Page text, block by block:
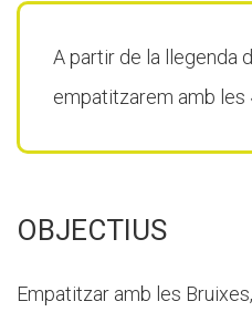
A partir de la llegenda
empatitzarem amb les
OBJECTIUS
Empatitzar amb les